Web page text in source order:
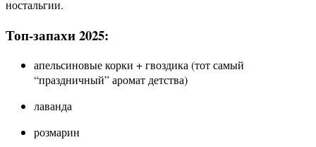
ностальгии.
Топ-запахи 2025:
апельсиновые корки + гвоздика (тот самый
“праздничный” аромат детства)
лаванда
розмарин